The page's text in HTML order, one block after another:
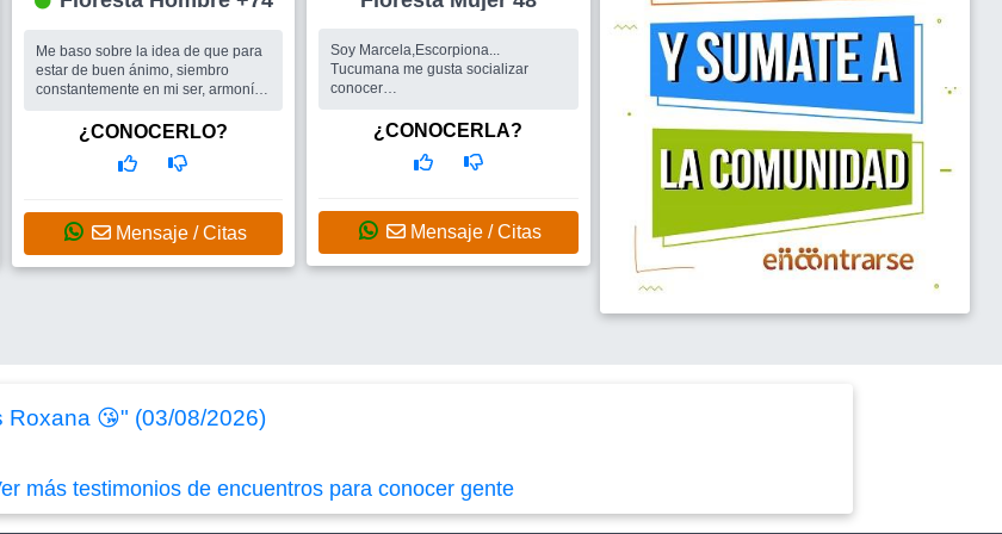
Me baso sobre la idea de que para
estar de buen ánimo, siembro
constantemente en mi ser, armonía,
BuscoLo importante es primero
compartir en grupo, lo demás
¿CONOCERLO?
Mensaje / Citas
Soy Marcela,Escorpiona...
Tucumana me gusta socializar
conocer
...soy tranqui ,en mí tiempo libre
disfruto de la cocina y una copa de
un buen vino o trago.......
compartir actividades...
¿CONOCERLA?
Mensaje / Citas
Roxana 😘" (03/08/2026)
más testimonios de encuentros para conocer gente